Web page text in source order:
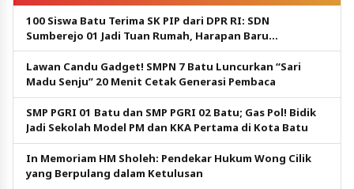
100 Siswa Batu Terima SK PIP dari DPR RI: SDN
Sumberejo 01 Jadi Tuan Rumah, Harapan Baru
Pendidikan Gratis
Lawan Candu Gadget! SMPN 7 Batu Luncurkan “Sari
Madu Senju” 20 Menit Cetak Generasi Pembaca
SMP PGRI 01 Batu dan SMP PGRI 02 Batu; Gas Pol! Bidik
Jadi Sekolah Model PM dan KKA Pertama di Kota Batu
In Memoriam HM Sholeh: Pendekar Hukum Wong Cilik
yang Berpulang dalam Ketulusan